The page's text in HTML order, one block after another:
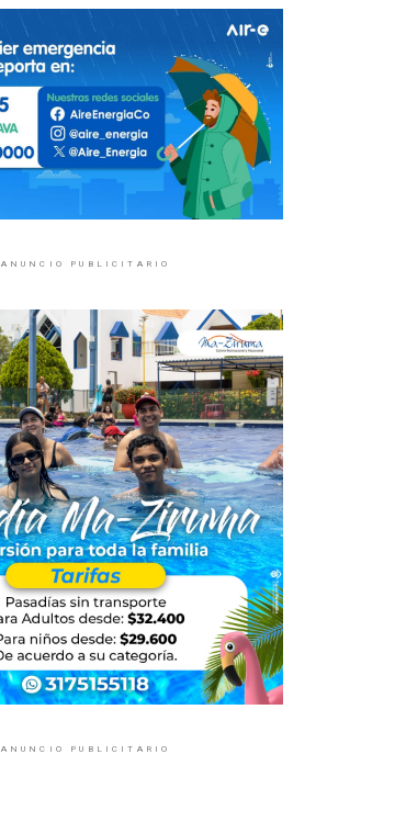
ANUNCIO PUBLICITARIO
ANUNCIO PUBLICITARIO